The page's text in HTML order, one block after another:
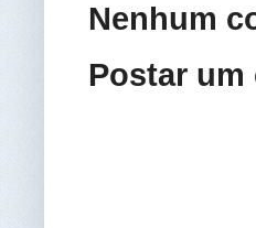
Nenhum
Postar